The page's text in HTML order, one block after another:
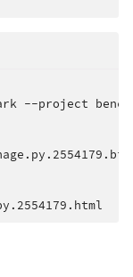
--project